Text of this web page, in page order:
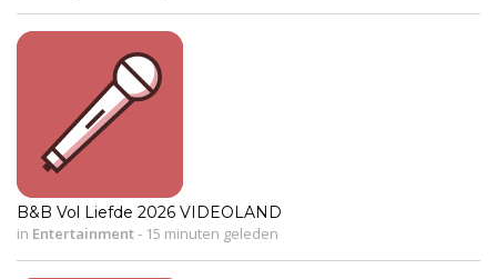
B&B Vol Liefde 2026 VIDEOLAND
in Entertainment- 15 minuten geleden